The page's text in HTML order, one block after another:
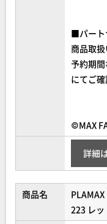
■パート
商品取
予約期
にてご確
©MAX
詳細
商品名
223 レ